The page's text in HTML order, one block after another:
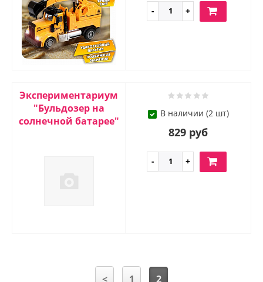
Экспериментариум
"Бульдозер на
солнечной батарее"
В наличии (2 шт)
829 руб
< 1 2